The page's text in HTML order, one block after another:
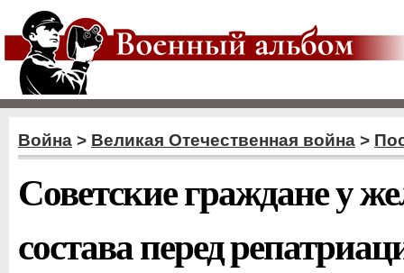
Война > Великая Отечественная война >
Советские граждане у
состава перед